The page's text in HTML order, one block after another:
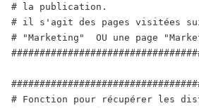
# la publication.
# il s'agit des pages visitées
# "Marketing"  OU une page
# Fonction pour récupérer les